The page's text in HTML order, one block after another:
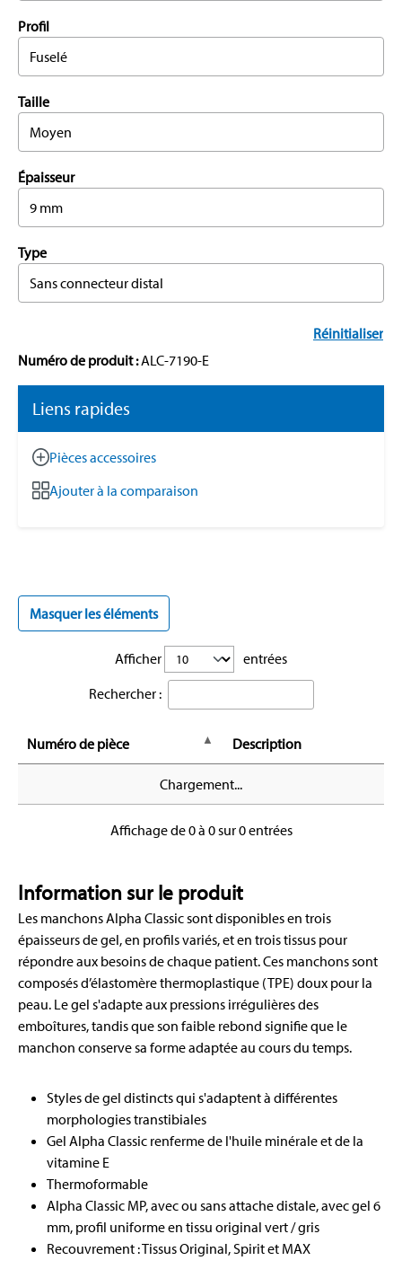
Profil
Fuselé
Taille
Moyen
Épaisseur
9 mm
Type
Sans connecteur distal
Réinitialiser
Numéro de produit :ALC-7190-E
Liens rapides
Pièces accessoires
Ajouter à la comparaison
Masquer les éléments
Afficher
entrées
Rechercher :
Numéro de pièce Description
Chargement...
Affichage de 0 à 0 sur 0 entrées
Information sur le produit
Les manchons Alpha Classic sont disponibles en trois
épaisseurs de gel, en profils variés, et en trois tissus pour
répondre aux besoins de chaque patient. Ces manchons sont
composés d’élastomère thermoplastique (TPE) doux pour la
peau. Le gel s'adapte aux pressions irrégulières des
emboîtures, tandis que son faible rebond signifie que le
manchon conserve sa forme adaptée au cours du temps.
Styles de gel distincts qui s'adaptent à différentes
morphologies transtibiales
Gel Alpha Classic renferme de l'huile minérale et de la
vitamine E
Thermoformable
Alpha Classic MP, avec ou sans attache distale, avec gel 6
mm, profil uniforme en tissu original vert / gris
Recouvrement : Tissus Original, Spirit et MAX